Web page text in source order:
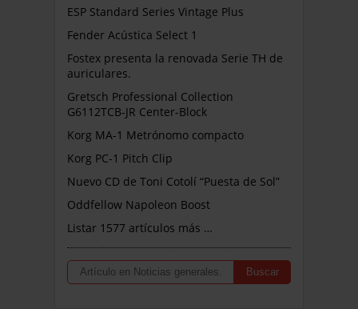
ESP Standard Series Vintage Plus
Fender Acústica Select 1
Fostex presenta la renovada Serie TH de
auriculares.
Gretsch Professional Collection
G6112TCB-JR Center-Block
Korg MA-1 Metrónomo compacto
Korg PC-1 Pitch Clip
Nuevo CD de Toni Cotolí “Puesta de Sol”
Oddfellow Napoleon Boost
Listar 1577 artículos más …